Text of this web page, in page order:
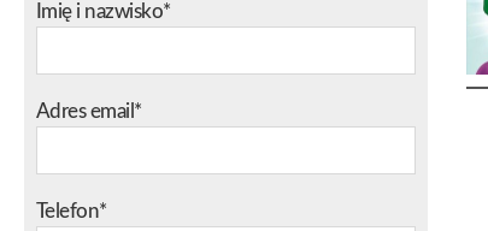
Imię i nazwisko*
Adres email*
Telefon*